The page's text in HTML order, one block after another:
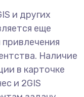
и других
еще
Наличие
в карточке
и 2GIS